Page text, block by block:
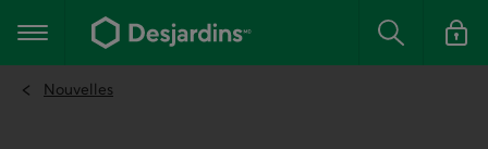
contenu
Menu principal Rechercher
Se
Nouvelles